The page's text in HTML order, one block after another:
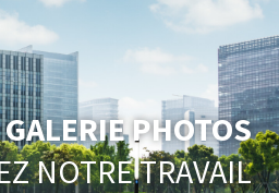
GALERIE PHOTOS
NOTRE TRAVAIL